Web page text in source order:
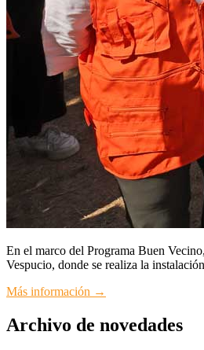
En el marco del Programa Buen
Vespucio, donde se realiza la
Más información →
Archivo de novedades